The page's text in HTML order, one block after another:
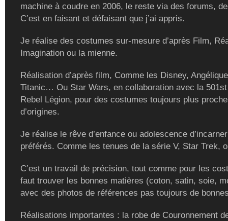
machine à coudre en 2006, le reste via des forums,
C’est en faisant et défaisant que j’ai appris.
Je réalise des costumes sur-mesure d’après Film,
Imagination ou la mienne.
Réalisation d’après film, Comme les Disney,
Titanic… Ou Star Wars, en collaboration avec la
Rebel Légion, pour des costumes toujours plus
d’origines.
Je réalise le rêve d’enfance ou adolescence
préférés. Comme les tenues de la série V, Star Trek,
C’est un travail de précision, tout comme pour les
faut trouver les bonnes matières (coton, satin, soie,
avec des photos de références pas toujours de
Réalisations importantes : la robe de Couronnement